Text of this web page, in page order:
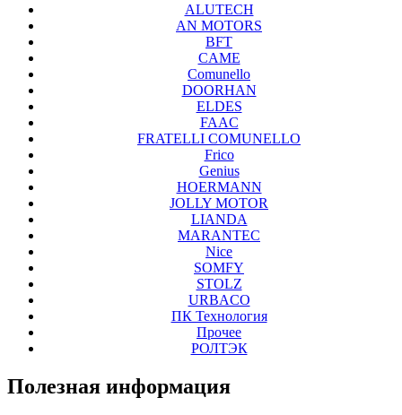
ALUTECH
AN MOTORS
BFT
CAME
Comunello
DOORHAN
ELDES
FAAC
FRATELLI COMUNELLO
Frico
Genius
HOERMANN
JOLLY MOTOR
LIANDA
MARANTEC
Nice
SOMFY
STOLZ
URBACO
ПК Технология
Прочее
РОЛТЭК
Полезная информация